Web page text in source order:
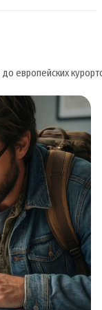
до европейских